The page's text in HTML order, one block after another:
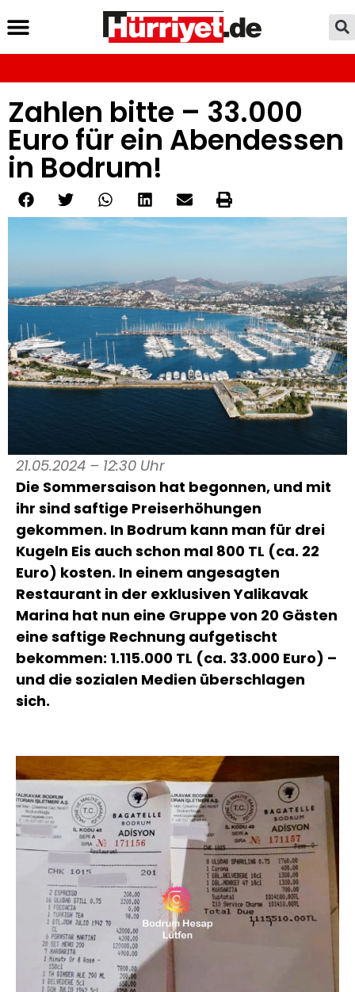
Zahlen bitte – 33.000
Euro für ein Abendessen
in Bodrum!
21.05.2024 – 12:30 Uhr
Die Sommersaison hat begonnen, und mit
ihr sind saftige Preiserhöhungen
gekommen. In Bodrum kann man für drei
Kugeln Eis auch schon mal 800 TL (ca. 22
Euro) kosten. In einem angesagten
Restaurant in der exklusiven Yalikavak
Marina hat nun eine Gruppe von 20 Gästen
eine saftige Rechnung aufgetischt
bekommen: 1.115.000 TL (ca. 33.000 Euro) –
und die sozialen Medien überschlagen
sich.